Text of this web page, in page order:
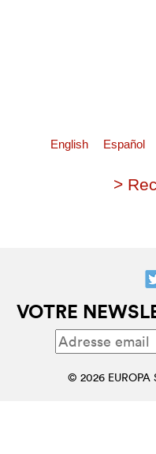
English Español
>
VOTRE
© 2026 EUROPA